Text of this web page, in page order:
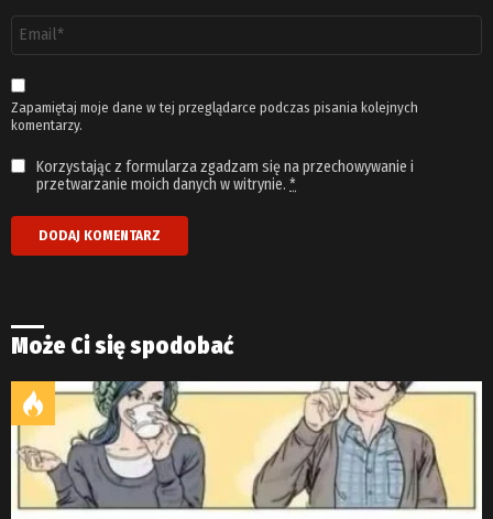
email
*
Zapamiętaj moje dane w tej przeglądarce podczas pisania kolejnych
komentarzy.
Korzystając z formularza zgadzam się na przechowywanie i
przetwarzanie moich danych w witrynie. *
Może Ci się spodobać